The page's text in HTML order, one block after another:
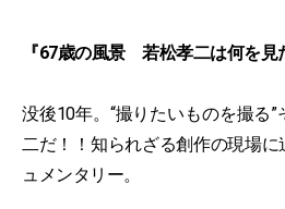
『67歳の風景 若松孝二は何を見
没後10年。“撮りたいものを撮る
二だ！！知られざる創作の現場
ュメンタリー。